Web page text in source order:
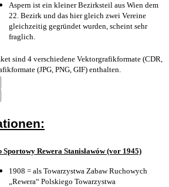
Aspern ist ein kleiner Bezirksteil aus Wien dem
22. Bezirk und das hier gleich zwei Vereine
gleichzeitig gegründet wurden, scheint sehr
fraglich.
sind 4 verschiedene Vektorgrafikformate (CDR,
(JPG, PNG, GIF) enthalten.
Sportowy Rewera Stanisławów (vor 1945)
1908 = als Towarzystwa Zabaw Ruchowych
„Rewera“ Polskiego Towarzystwa